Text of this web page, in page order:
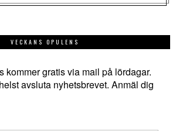
VECKANS OPULENS
kommer gratis via mail på lördagar.
avsluta nyhetsbrevet. Anmäl dig